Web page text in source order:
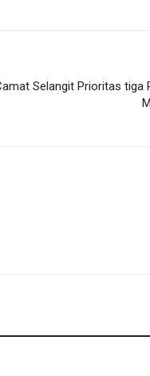
Selangit Prioritas tiga